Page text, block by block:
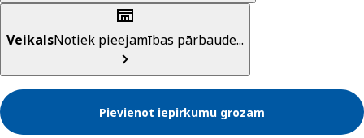
VeikalsNotiek pieejamības pārbaude...
Pievienot iepirkumu grozam